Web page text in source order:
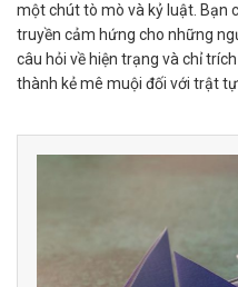
một chút tò mò và kỷ luật. Bạn
truyền cảm hứng cho những
câu hỏi về hiện trạng và chỉ
thành kẻ mê muội đối với trật